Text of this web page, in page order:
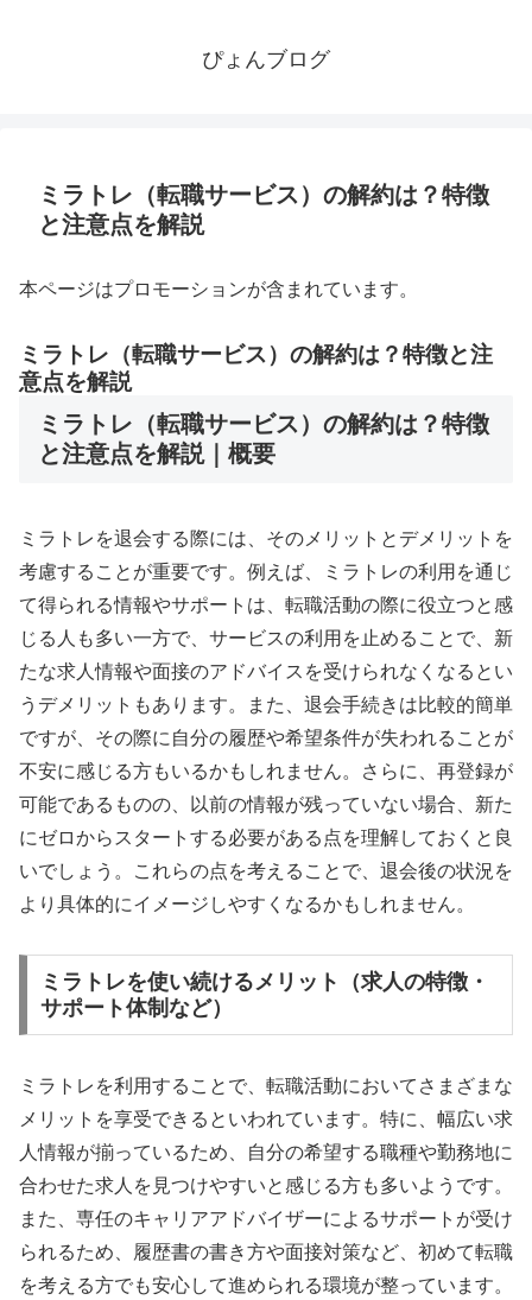
ぴょんブログ
ミラトレ（転職サービス）の解約は？特徴
と注意点を解説
本ページはプロモーションが含まれています。
ミラトレ（転職サービス）の解約は？特徴と注
意点を解説
ミラトレ（転職サービス）の解約は？特徴
と注意点を解説｜概要
ミラトレを退会する際には、そのメリットとデメリットを
考慮することが重要です。例えば、ミラトレの利用を通じ
て得られる情報やサポートは、転職活動の際に役立つと感
じる人も多い一方で、サービスの利用を止めることで、新
たな求人情報や面接のアドバイスを受けられなくなるとい
うデメリットもあります。また、退会手続きは比較的簡単
ですが、その際に自分の履歴や希望条件が失われることが
不安に感じる方もいるかもしれません。さらに、再登録が
可能であるものの、以前の情報が残っていない場合、新た
にゼロからスタートする必要がある点を理解しておくと良
いでしょう。これらの点を考えることで、退会後の状況を
より具体的にイメージしやすくなるかもしれません。
ミラトレを使い続けるメリット（求人の特徴・
サポート体制など）
ミラトレを利用することで、転職活動においてさまざまな
メリットを享受できるといわれています。特に、幅広い求
人情報が揃っているため、自分の希望する職種や勤務地に
合わせた求人を見つけやすいと感じる方も多いようです。
また、専任のキャリアアドバイザーによるサポートが受け
られるため、履歴書の書き方や面接対策など、初めて転職
を考える方でも安心して進められる環境が整っています。